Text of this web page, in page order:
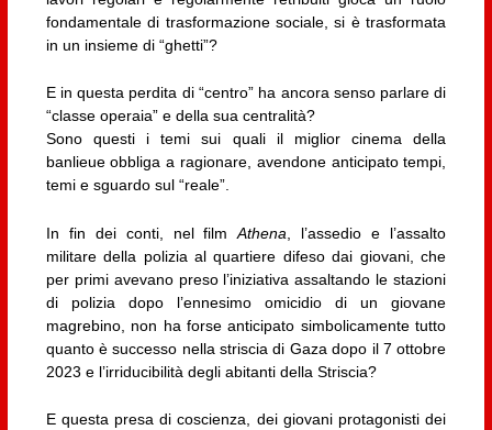
fondamentale di trasformazione sociale, si è trasformata
in un insieme di “ghetti”?
E in questa perdita di “centro” ha ancora senso parlare di
“classe operaia” e della sua centralità?
Sono questi i temi sui quali il miglior cinema della
banlieue obbliga a ragionare, avendone anticipato tempi,
temi e sguardo sul “reale”.
In fin dei conti, nel filmAthena , l’assedio e l’assalto
militare della polizia al quartiere difeso dai giovani, che
per primi avevano preso l’iniziativa assaltando le stazioni
di polizia dopo l’ennesimo omicidio di un giovane
magrebino, non ha forse anticipato simbolicamente tutto
quanto è successo nella striscia di Gaza dopo il 7 ottobre
2023 e l’irriducibilità degli abitanti della Striscia?
E questa presa di coscienza, dei giovani protagonisti dei